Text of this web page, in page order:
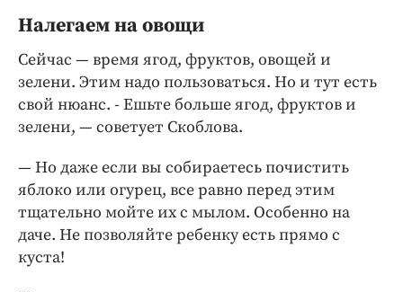
Налегаем на овощи
Сейчас — время ягод, фруктов, овощей и
зелени. Этим надо пользоваться. Но и тут есть
свой нюанс. - Ешьте больше ягод, фруктов и
зелени, — советует Скоблова.
— Но даже если вы собираетесь почистить
яблоко или огурец, все равно перед этим
тщательно мойте их с мылом. Особенно на
даче. Не позволяйте ребенку есть прямо с
куста!